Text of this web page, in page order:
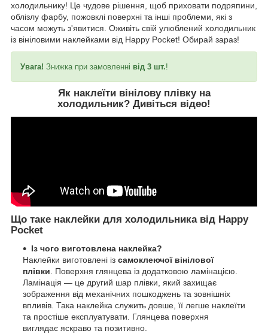
холодильнику! Це чудове рішення, щоб приховати подряпини,
облізлу фарбу, пожовклі поверхні та інші проблеми, які з
часом можуть з'явитися. Оживіть свій улюблений холодильник
із вініловими наклейками від Happy Pocket! Обирай зараз!
Увага! Знижка при замовленні від 3 шт.!
Як наклеїти вінілову плівку на
холодильник? Дивіться відео!
Що таке наклейки для холодильника від Happy
Pocket
Із чого виготовлена наклейка?
Наклейки виготовлені із самоклеючої вінілової
плівки . Поверхня глянцева із додатковою ламінацією.
Ламінація — це другий шар плівки, який захищає
зображення від механічних пошкоджень та зовнішніх
впливів. Така наклейка служить довше, її легше наклеїти
та простіше експлуатувати. Глянцева поверхня
виглядає яскраво та позитивно.